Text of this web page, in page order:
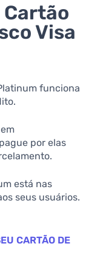
Cartão
Visa
funciona
por elas
está nas
seus usuários.
CARTÃO DE